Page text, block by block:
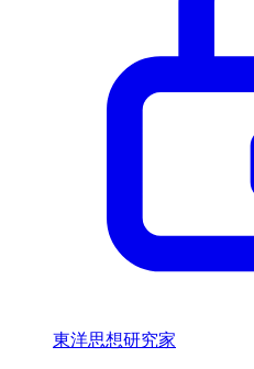
東洋思想研究家